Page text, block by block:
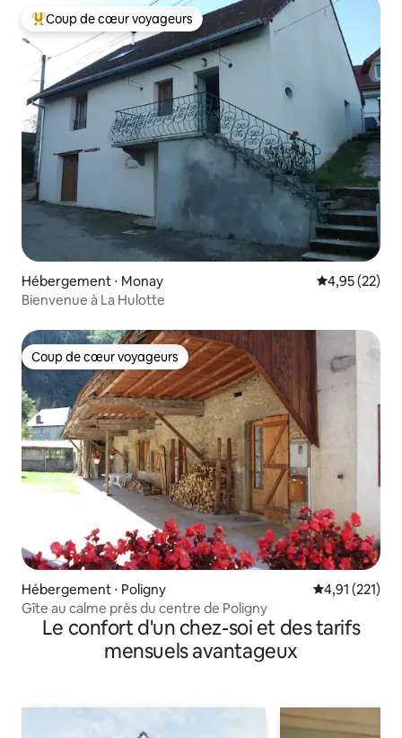
Coups de cœur voyageurs les plus appréciés
Coup de cœur voyageurs
Hébergement ⋅ Monay Évaluation
4,95 (22)
Bienvenue à La Hulotte
Coup de cœur voyageurs
Coup de cœur voyageurs
Hébergement ⋅ Poligny Évaluation
4,91 (221)
Gîte au calme près du centre de Poligny
Le confort d'un chez-soi et des tarifs
mensuels avantageux